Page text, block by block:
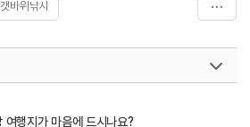
바위낚시
여행지가 마음에 드시나요?